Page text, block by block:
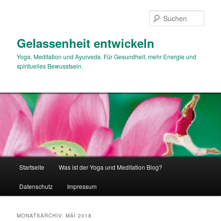
Gelassenheit entwickeln
Yoga, Meditation und Ayurveda. Für Gesundheit, mehr Energie und
spirituelles Bewusstsein.
Startseite Was ist der Yoga und Meditation Blog?
Datenschutz Impressum
MONATSARCHIV:MAI 2018